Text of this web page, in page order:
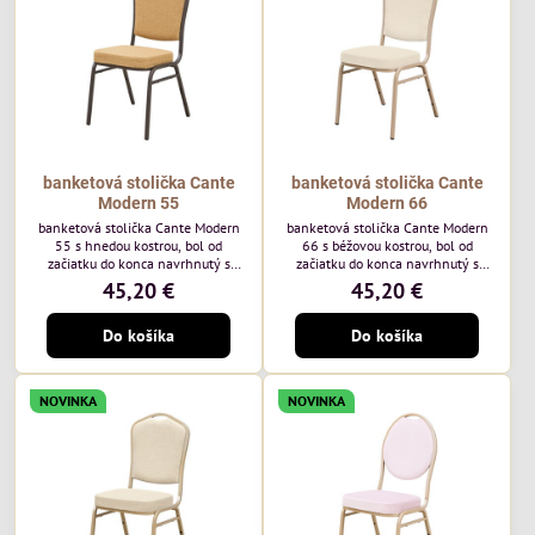
každodenné...
banketová stolička Cante
Modern 55
banketová stolička Cante Modern
55 s hnedou kostrou, bol od
začiatku do konca navrhnutý s
ohľadom na elegantné a
sofistikované priestory pre
pohostinstvá. Má hnedý rám a
medovo tónované čalúnenie Moss
48 od poľskej značky Davis –
medový odtieň s mäkkým
povrchom - je ideálna do svetlých
priestorov. Stolička kombinuje
klasický dizajn s modernou
funkčnosťou. Je odolná, pohodlná a
pripravená na...
45,20 €
Do košíka
banketová stolička Cante
Modern 66
banketová stolička Cante Modern
66 s béžovou kostrou, bol od
začiatku do konca navrhnutý s
ohľadom na elegantné a
sofistikované priestory pre
pohostinstvá. Má béžový rám a
čalúnenie Soro 02 od poľskej
značky Davis – béžová farba s
mäkkým povrchom je ideálna do
svetlých priestorov. Stolička
kombinuje klasický dizajn s
modernou funkčnosťou. Je odolná,
pohodlná a pripravená na
každodenné použitie...
45,20 €
Do košíka
NOVINKA NOVINKA